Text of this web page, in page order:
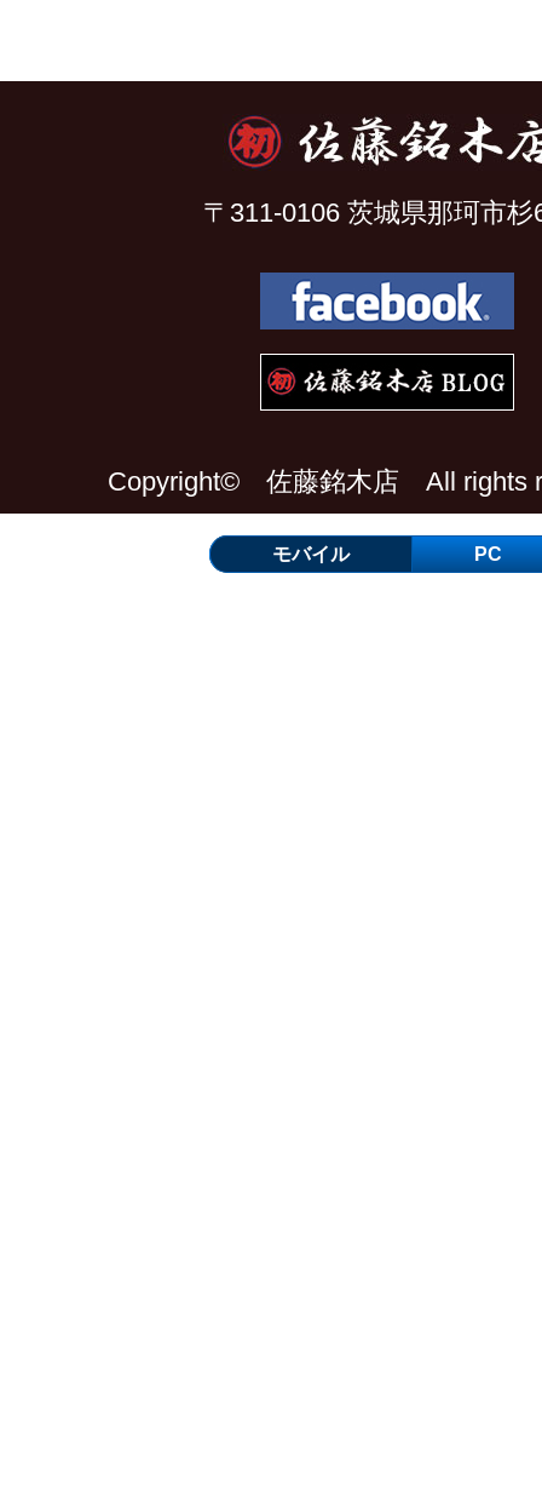
〒311-0106 茨城県那珂市杉
Copyright© 佐藤銘木店 All rights
モバイル PC